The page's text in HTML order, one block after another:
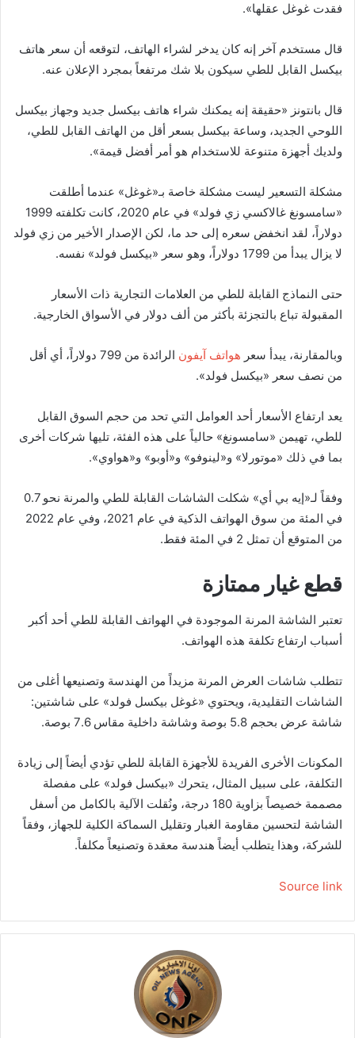
فقدت غوغل عقلها».
قال مستخدم آخر إنه كان يدخر لشراء الهاتف، لتوقعه أن سعر هاتف
بيكسل القابل للطي سيكون بلا شك مرتفعاً بمجرد الإعلان عنه.
قال بانتونز «حقيقة إنه يمكنك شراء هاتف بيكسل جديد وجهاز بيكسل
اللوحي الجديد، وساعة بيكسل بسعر أقل من الهاتف القابل للطي،
ولديك أجهزة متنوعة للاستخدام هو أمر أفضل قيمة».
مشكلة التسعير ليست مشكلة خاصة بـ«غوغل» عندما أطلقت
«سامسونغ غالاكسي زي فولد» في عام 2020، كانت تكلفته 1999
دولاراً، لقد انخفض سعره إلى حد ما، لكن الإصدار الأخير من زي فولد
لا يزال يبدأ من 1799 دولاراً، وهو سعر «بيكسل فولد» نفسه.
حتى النماذج القابلة للطي من العلامات التجارية ذات الأسعار
المقبولة تباع بالتجزئة بأكثر من ألف دولار في الأسواق الخارجية.
وبالمقارنة، يبدأ سعر هواتف آيفون
الرائدة من 799 دولاراً، أي أقل
من نصف سعر «بيكسل فولد».
يعد ارتفاع الأسعار أحد العوامل التي تحد من حجم السوق القابل
للطي، تهيمن «سامسونغ» حالياً على هذه الفئة، تليها شركات أخرى
بما في ذلك «موتورلا» و«لينوفو» و«أوبو» و«هواوي».
وفقاً لـ«إيه بي أي» شكلت الشاشات القابلة للطي والمرنة نحو 0.7
في المئة من سوق الهواتف الذكية في عام 2021، وفي عام 2022
من المتوقع أن تمثل 2 في المئة فقط.
قطع غيار ممتازة
تعتبر الشاشة المرنة الموجودة في الهواتف القابلة للطي أحد أكبر
أسباب ارتفاع تكلفة هذه الهواتف.
تتطلب شاشات العرض المرنة مزيداً من الهندسة وتصنيعها أغلى من
الشاشات التقليدية، ويحتوي «غوغل بيكسل فولد» على شاشتين:
شاشة عرض بحجم 5.8 بوصة وشاشة داخلية مقاس 7.6 بوصة.
المكونات الأخرى الفريدة للأجهزة القابلة للطي تؤدي أيضاً إلى زيادة
التكلفة، على سبيل المثال، يتحرك «بيكسل فولد» على مفصلة
مصممة خصيصاً بزاوية 180 درجة، ونُقلت الآلية بالكامل من أسفل
الشاشة لتحسين مقاومة الغبار وتقليل السماكة الكلية للجهاز، وفقاً
للشركة، وهذا يتطلب أيضاً هندسة معقدة وتصنيعاً مكلفاً.
Source link